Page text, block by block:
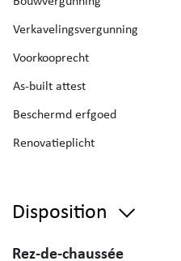
Verkavelingsvergunning
Voorkooprecht
As-built attest
Beschermd erfgoed
Renovatieplicht
Disposition
Rez-de-chaussée